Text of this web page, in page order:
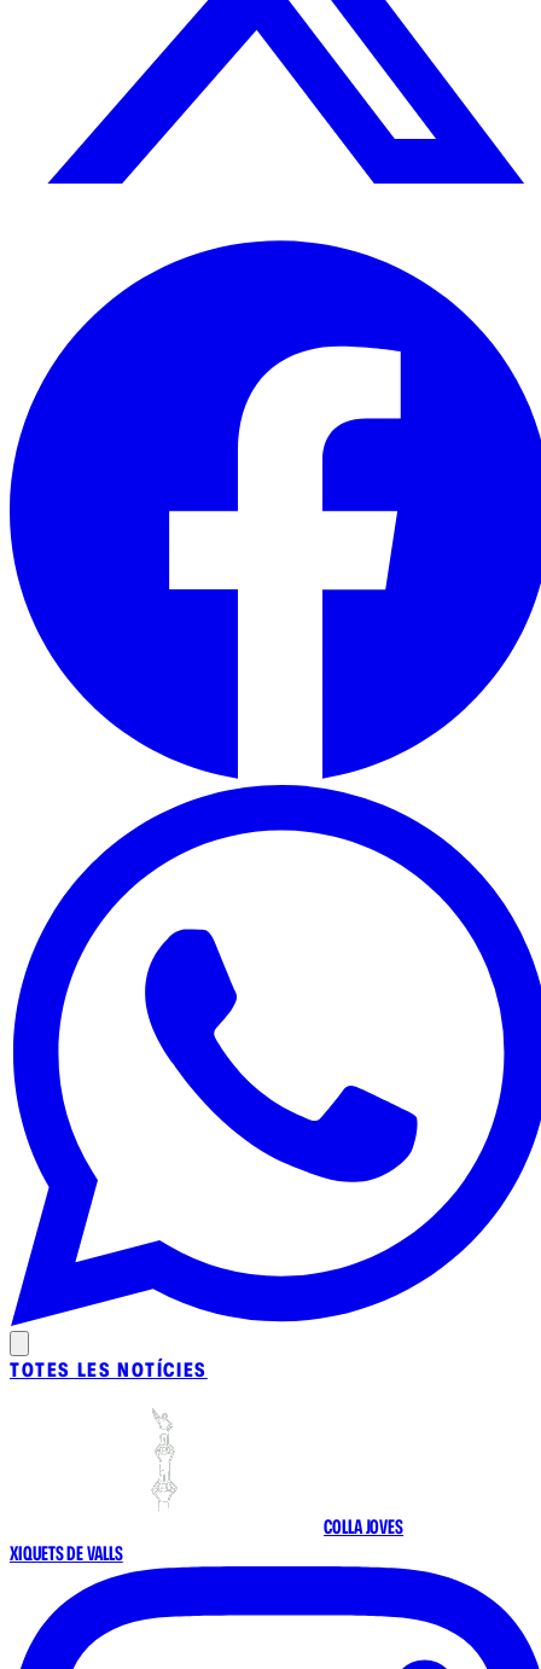
TOTES LES NOTÍCIES
COLLA JOVES
XIQUETS DE VALLS